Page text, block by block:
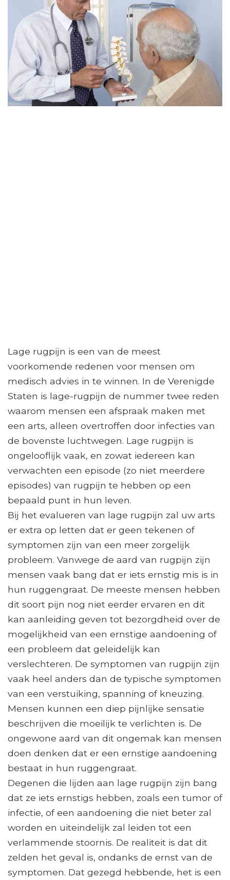
Lage rugpijn is een van de meest
voorkomende redenen voor mensen om
medisch advies in te winnen. In de Verenigde
Staten is lage-rugpijn de nummer twee reden
waarom mensen een afspraak maken met
een arts, alleen overtroffen door infecties van
de bovenste luchtwegen. Lage rugpijn is
ongelooflijk vaak, en zowat iedereen kan
verwachten een episode (zo niet meerdere
episodes) van rugpijn te hebben op een
bepaald punt in hun leven.
Bij het evalueren van lage rugpijn zal uw arts
er extra op letten dat er geen tekenen of
symptomen zijn van een meer zorgelijk
probleem. Vanwege de aard van rugpijn zijn
mensen vaak bang dat er iets ernstig mis is in
hun ruggengraat. De meeste mensen hebben
dit soort pijn nog niet eerder ervaren en dit
kan aanleiding geven tot bezorgdheid over de
mogelijkheid van een ernstige aandoening of
een probleem dat geleidelijk kan
verslechteren. De symptomen van rugpijn zijn
vaak heel anders dan de typische symptomen
van een verstuiking, spanning of kneuzing.
Mensen kunnen een diep pijnlijke sensatie
beschrijven die moeilijk te verlichten is. De
ongewone aard van dit ongemak kan mensen
doen denken dat er een ernstige aandoening
bestaat in hun ruggengraat.
Degenen die lijden aan lage rugpijn zijn bang
dat ze iets ernstigs hebben, zoals een tumor of
infectie, of een aandoening die niet beter zal
worden en uiteindelijk zal leiden tot een
verlammende stoornis. De realiteit is dat dit
zelden het geval is, ondanks de ernst van de
symptomen. Dat gezegd hebbende, het is een